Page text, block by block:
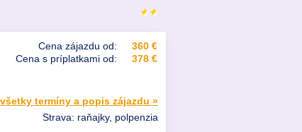
Cena zájazdu od:
360 €
Cena s príplatkami od:
378 €
termíny a popis zájazdu »
Strava: raňajky, polpenzia